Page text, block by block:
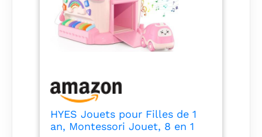
HYES Jouets pour Filles de 1
an, Montessori Jouet, 8 en 1